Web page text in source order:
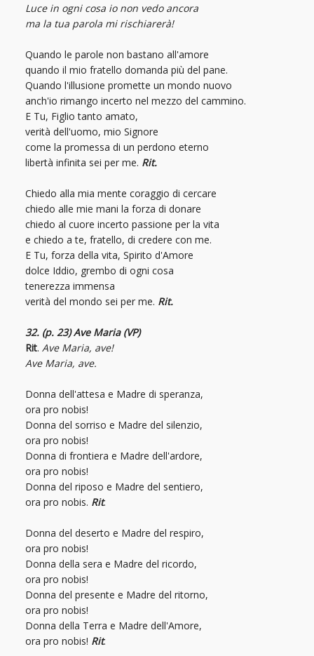
Luce in ogni cosa io non vedo ancora
ma la tua parola mi rischiarerà!
Quando le parole non bastano all'amore
quando il mio fratello domanda più del pane.
Quando l'illusione promette un mondo nuovo
anch'io rimango incerto nel mezzo del cammino.
E Tu, Figlio tanto amato,
verità dell'uomo, mio Signore
come la promessa di un perdono eterno
libertà infinita sei per me. Rit.
Chiedo alla mia mente coraggio di cercare
chiedo alle mie mani la forza di donare
chiedo al cuore incerto passione per la vita
e chiedo a te, fratello, di credere con me.
E Tu, forza della vita, Spirito d'Amore
dolce Iddio, grembo di ogni cosa
tenerezza immensa
verità del mondo sei per me. Rit.
32. (p. 23) Ave Maria (VP)
Rit. Ave Maria, ave!
Ave Maria, ave.
Donna dell'attesa e Madre di speranza,
ora pro nobis!
Donna del sorriso e Madre del silenzio,
ora pro nobis!
Donna di frontiera e Madre dell'ardore,
ora pro nobis!
Donna del riposo e Madre del sentiero,
ora pro nobis. Rit.
Donna del deserto e Madre del respiro,
ora pro nobis!
Donna della sera e Madre del ricordo,
ora pro nobis!
Donna del presente e Madre del ritorno,
ora pro nobis!
Donna della Terra e Madre dell'Amore,
ora pro nobis! Rit.